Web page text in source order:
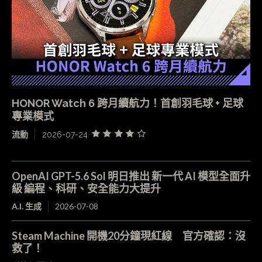
HONOR Watch 6 跨月續航力！首創羽毛球 + 足球
專業模式
流動 2026-07-24
OpenAI GPT-5.6 Sol 明日推出 新一代 AI 模型全面升
級 編程、科研、安全能力大提升
A.I. 生成 2026-07-08
Steam Machine 開機20分鐘現紅線 官方確認：沒
救了！